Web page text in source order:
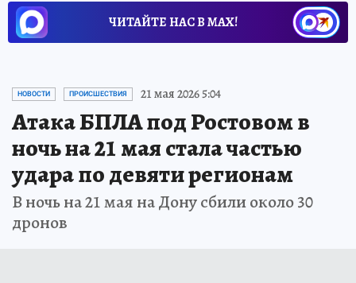
ЧИТАЙТЕ НАС В МАХ!
НОВОСТИ ПРОИСШЕСТВИЯ 21 мая 2026 5:04
Атака БПЛА под Ростовом в
ночь на 21 мая стала частью
удара по девяти регионам
В ночь на 21 мая на Дону сбили около 30
дронов